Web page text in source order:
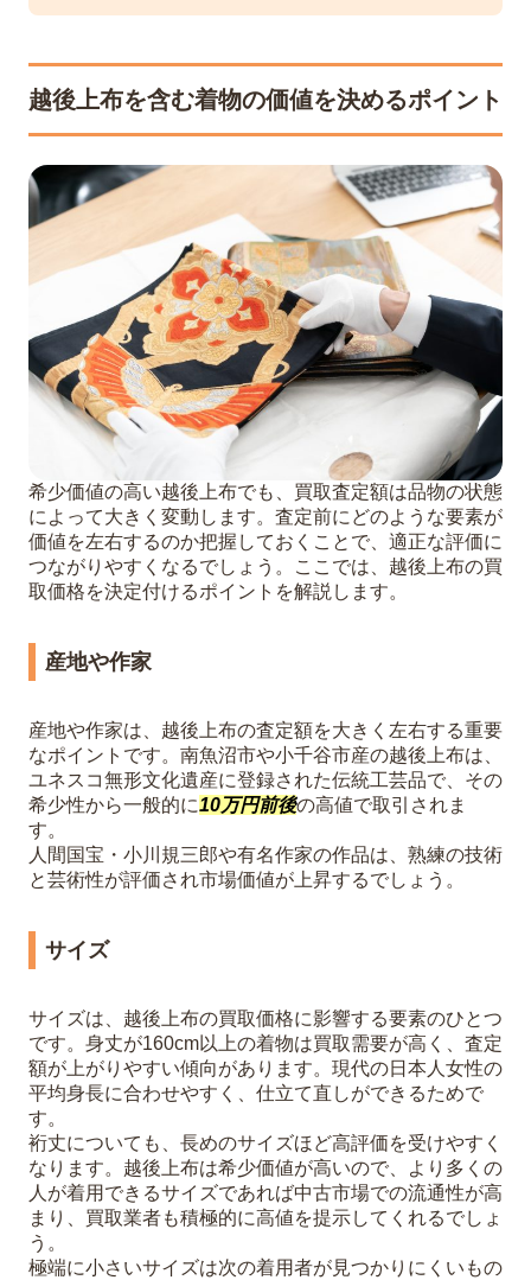
越後上布を含む着物の価値を決めるポイント
希少価値の高い越後上布でも、買取査定額は品物の状態
によって大きく変動します。査定前にどのような要素が
価値を左右するのか把握しておくことで、適正な評価に
つながりやすくなるでしょう。ここでは、越後上布の買
取価格を決定付けるポイントを解説します。
産地や作家
産地や作家は、越後上布の査定額を大きく左右する重要
なポイントです。南魚沼市や小千谷市産の越後上布は、
ユネスコ無形文化遺産に登録された伝統工芸品で、その
希少性から一般的に10万円前後の高値で取引されま
す。
人間国宝・小川規三郎や有名作家の作品は、熟練の技術
と芸術性が評価され市場価値が上昇するでしょう。
サイズ
サイズは、越後上布の買取価格に影響する要素のひとつ
です。身丈が160cm以上の着物は買取需要が高く、査定
額が上がりやすい傾向があります。現代の日本人女性の
平均身長に合わせやすく、仕立て直しができるためで
す。
裄丈についても、長めのサイズほど高評価を受けやすく
なります。越後上布は希少価値が高いので、より多くの
人が着用できるサイズであれば中古市場での流通性が高
まり、買取業者も積極的に高値を提示してくれるでしょ
う。
極端に小さいサイズは次の着用者が見つかりにくいもの